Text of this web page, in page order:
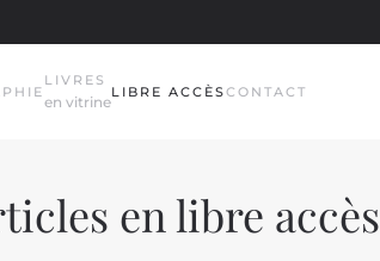
LIVRES
en vitrine
LIBRE ACCÈSCONTACT
en libre accès